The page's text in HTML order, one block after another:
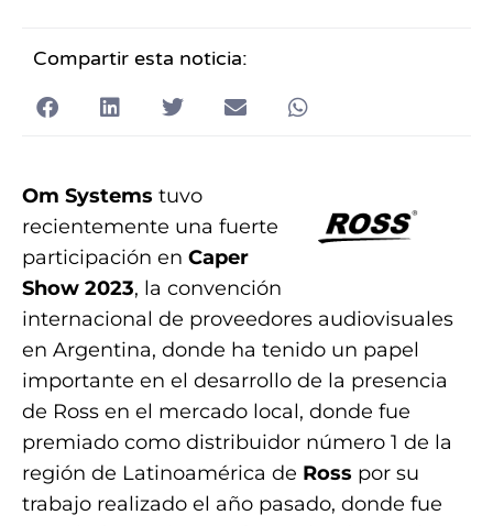
Compartir esta noticia:
Om Systems tuvo
recientemente una fuerte
participación en Caper
Show 2023, la convención
internacional de proveedores audiovisuales
en Argentina, donde ha tenido un papel
importante en el desarrollo de la presencia
de Ross en el mercado local, donde fue
premiado como distribuidor número 1 de la
región de Latinoamérica de Ross por su
trabajo realizado el año pasado, donde fue